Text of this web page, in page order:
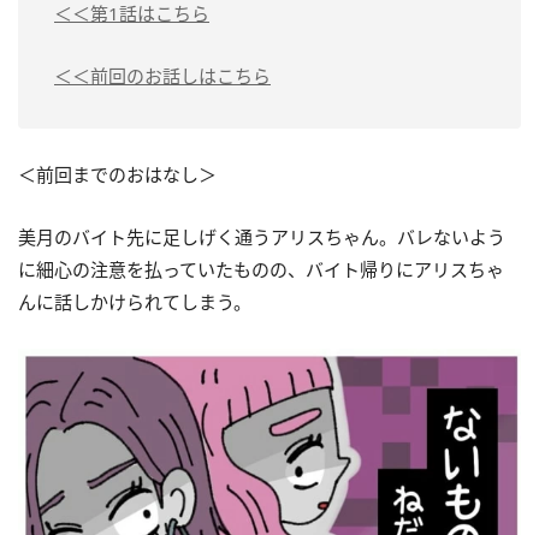
＜＜第1話はこちら
＜＜前回のお話しはこちら
＜前回までのおはなし＞
美月のバイト先に足しげく通うアリスちゃん。バレないよう
に細心の注意を払っていたものの、バイト帰りにアリスちゃ
んに話しかけられてしまう。